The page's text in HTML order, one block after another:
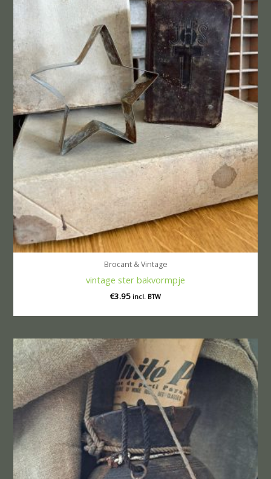
Brocant & Vintage
vintage ster bakvormpje
€3.95 incl. BTW